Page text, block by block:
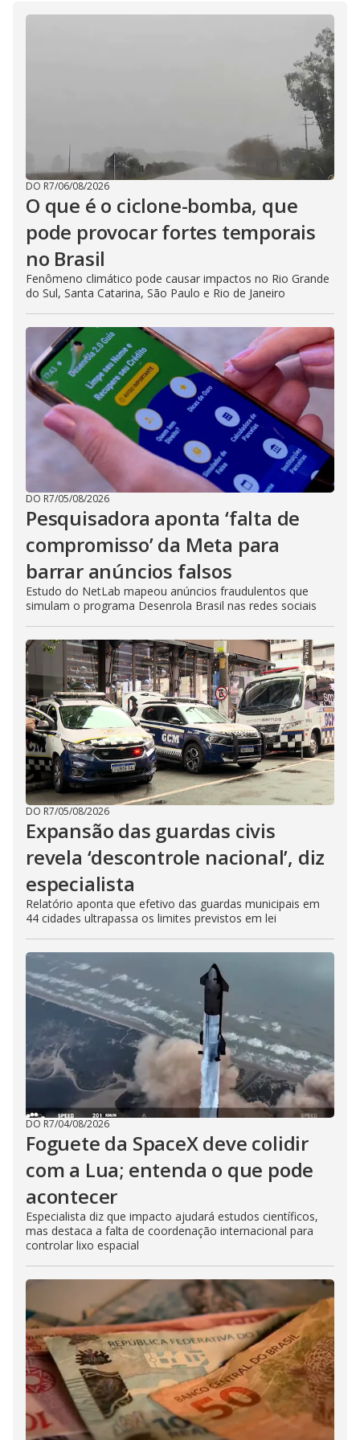
o
DO R7/06/08/2026
O que é o ciclone-bomba, que
pode provocar fortes temporais
no Brasil
Fenômeno climático pode causar impactos no Rio Grande
do Sul, Santa Catarina, São Paulo e Rio de Janeiro
DO R7/05/08/2026
Pesquisadora aponta ‘falta de
compromisso’ da Meta para
barrar anúncios falsos
Estudo do NetLab mapeou anúncios fraudulentos que
simulam o programa Desenrola Brasil nas redes sociais
DO R7/05/08/2026
Expansão das guardas civis
revela ‘descontrole nacional’, diz
especialista
Relatório aponta que efetivo das guardas municipais em
44 cidades ultrapassa os limites previstos em lei
DO R7/04/08/2026
Foguete da SpaceX deve colidir
com a Lua; entenda o que pode
acontecer
Especialista diz que impacto ajudará estudos científicos,
mas destaca a falta de coordenação internacional para
controlar lixo espacial